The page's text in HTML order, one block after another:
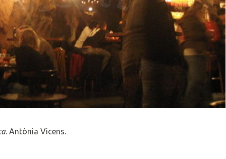
. Antònia Vicens.